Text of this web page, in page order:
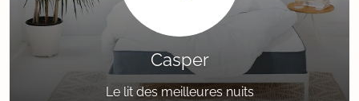
Casper
Le lit des meilleures nuits